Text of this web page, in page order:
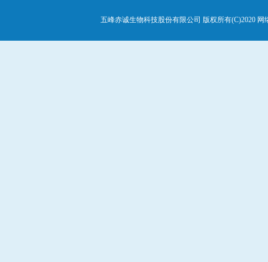
五峰赤诚生物科技股份有限公司 版权所有(C)2020 网